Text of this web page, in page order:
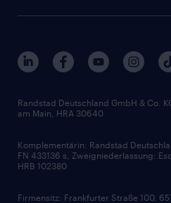
Branchen
Interne Karriere
FAQ - Bewerber / Kunden
Zertifikate und
Berufsprofile
Gehaltsthemen
Bewerbungsratgeber
Soft Skills
Skills
Randstad Deutschland GmbH & Co.
am Main, HRA 30640
Komplementärin: Randstad
FN 433136 s, Zweigniederlassung:
HRB 102380
Firmensitz: Frankfurter Straße 100,